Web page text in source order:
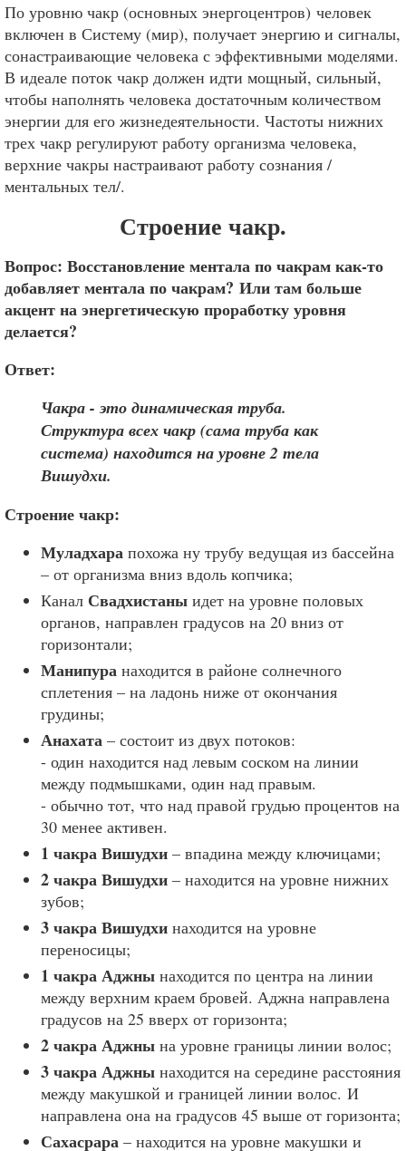
По уровню чакр (основных энергоцентров) человек
включен в Систему (мир), получает энергию и сигналы,
сонастраивающие человека с эффективными моделями.
В идеале поток чакр должен идти мощный, сильный,
чтобы наполнять человека достаточным количеством
энергии для его жизнедеятельности. Частоты нижних
трех чакр регулируют работу организма человека,
верхние чакры настраивают работу сознания /
ментальных тел/.
Строение чакр.
Вопрос: Восстановление ментала по чакрам как-то
добавляет ментала по чакрам? Или там больше
акцент на энергетическую проработку уровня
делается?
Ответ:
Чакра - это динамическая труба.
Структура всех чакр (сама труба как
система) находится на уровне 2 тела
Вишудхи.
Строение чакр:
Муладхара похожа ну трубу ведущая из бассейна
– от организма вниз вдоль копчика;
Канал Свадхистаны идет на уровне половых
органов, направлен градусов на 20 вниз от
горизонтали;
Манипура находится в районе солнечного
сплетения – на ладонь ниже от окончания
грудины;
Анахата – состоит из двух потоков:
- один находится над левым соском на линии
между подмышками, один над правым.
- обычно тот, что над правой грудью процентов на
30 менее активен.
1 чакра Вишудхи – впадина между ключицами;
2 чакра Вишудхи – находится на уровне нижних
зубов;
3 чакра Вишудхи находится на уровне
переносицы;
1 чакра Аджны находится по центра на линии
между верхним краем бровей. Аджна направлена
градусов на 25 вверх от горизонта;
2 чакра Аджны на уровне границы линии волос;
3 чакра Аджны находится на середине расстояния
между макушкой и границей линии волос. И
направлена она на градусов 45 выше от горизонта;
Сахасрара – находится на уровне макушки и